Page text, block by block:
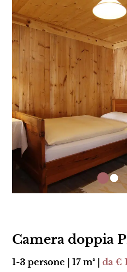
Camera doppia
1-3 persone | 17 m² | da €